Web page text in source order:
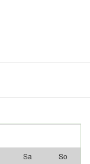
Sa
So